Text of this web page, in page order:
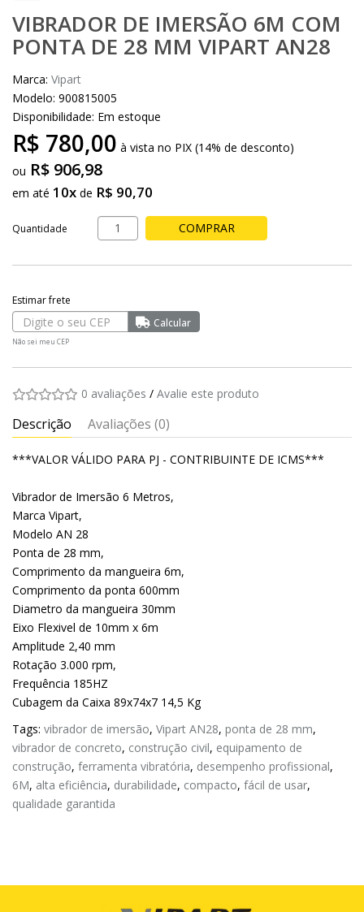
VIBRADOR DE IMERSÃO 6M COM
PONTA DE 28 MM VIPART AN28
Marca: Vipart
Modelo: 900815005
Disponibilidade: Em estoque
R$ 906,98
em até 10x de R$ 90,70
R$ 780,00 à vista no PIX (14% de desconto)
Quantidade COMPRAR
Não sei meu CEP
0 avaliações / Avalie este produto
Descrição Avaliações (0)
***VALOR VÁLIDO PARA PJ - CONTRIBUINTE DE ICMS***
Vibrador de Imersão 6 Metros,
Marca Vipart,
Modelo AN 28
Ponta de 28 mm,
Comprimento da mangueira 6m,
Comprimento da ponta 600mm
Diametro da mangueira 30mm
Eixo Flexivel de 10mm x 6m
Amplitude 2,40 mm
Rotação 3.000 rpm,
Frequência 185HZ
Cubagem da Caixa 89x74x7 14,5 Kg
Tags: vibrador de imersão, Vipart AN28, ponta de 28 mm,
vibrador de concreto, construção civil, equipamento de
construção, ferramenta vibratória, desempenho profissional,
6M, alta eficiência, durabilidade, compacto, fácil de usar,
qualidade garantida